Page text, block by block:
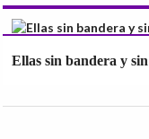
Ellas sin bandera y